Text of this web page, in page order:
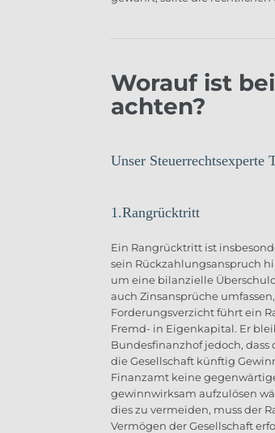
Worauf ist
achten?
Unser
1.Rangrücktritt
Ein Rangrücktritt ist
sein Rückzahlungsanspruch
um eine bilanzielle
auch Zinsansprüche
Forderungsverzicht führt ein
Fremd- in Eigenkapital. Er
Bundesfinanzhof jedoch,
die Gesellschaft künftig
Finanzamt keine
gewinnwirksam aufzulösen
dies zu vermeiden, muss der
Vermögen der Gesellschaft